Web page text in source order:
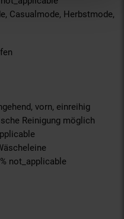
Casualmode, Herbstmode,
vorn, einreihig
Reinigung möglich
not_applicable